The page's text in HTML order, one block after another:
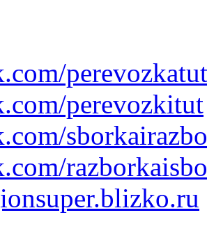
perevozkatut
perevozkitut